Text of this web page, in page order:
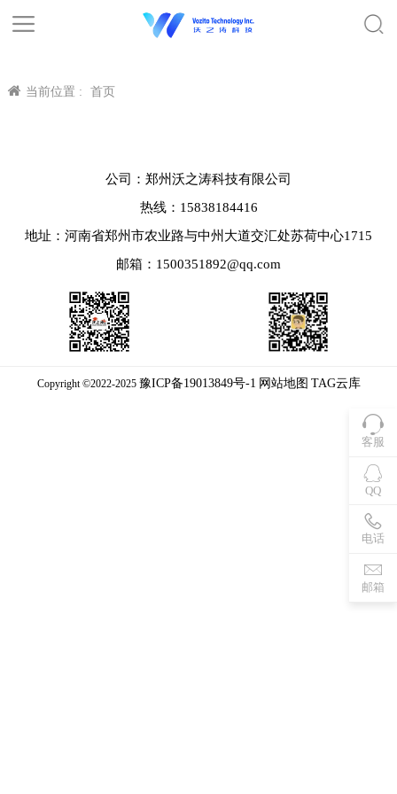
当前位置 : 首页
客服
QQ
电话
邮箱
公司：郑州沃之涛科技有限公司
热线：15838184416
地址：河南省郑州市农业路与中州大道交汇处苏荷中心1715
邮箱：1500351892@qq.com
Copyright ©2022-2025 豫ICP备19013849号-1 网站地图 TAG云库